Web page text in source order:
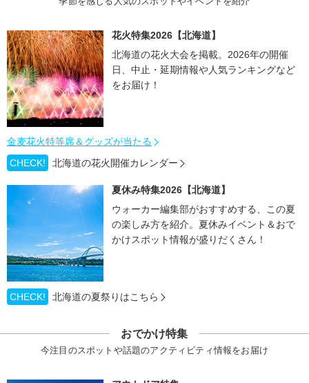
花火特集2026【北海道】
北海道の花火大会を掲載。2026年の開催
日、中止・延期情報や人気ランキングなど
をお届け！
金麦花火特等席＆グッズが当たる
CHECK!
北海道の花火開催カレンダー
夏休み特集2026【北海道】
ウォーカー編集部がおすすめする、この夏
の楽しみ方を紹介。夏休みイベント＆おで
かけスポット情報が盛りだくさん！
CHECK! 北海道の夏祭りはこちら
おでかけ特集
今注目のスポットや話題のアクティビティ情報をお届け